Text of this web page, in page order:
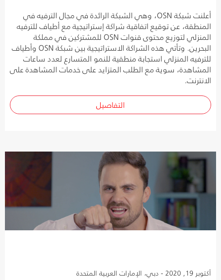
أعلنت شبكة OSN، وهي الشبكة الرائدة في مجال الترفيه في
المنطقة، عن توقيع اتفاقية شراكة إستراتيجية مع أطياف للترفيه
المنزلي لتوزيع محتوى قنوات OSN للمشتركين في مملكة
البحرين. وتأتي هذه الشراكة الاستراتيجية بين شبكة OSN وأطياف
للترفيه المنزلي استجابة منطقية للنمو المتسارع لعدد ساعات
المشاهدة، سوية مع الطلب المتزايد على خدمات المشاهدة على
الانترنت.
التفاصيل
أكتوبر 19, 2020 - دبي، الإمارات العربية المتحدة